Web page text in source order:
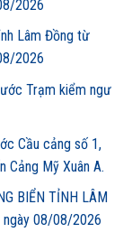
2026
Lâm Đồng từ
2026
Trạm kiểm ngư
Cầu cảng số 1,
Cảng Mỹ Xuân A.
BIỂN TỈNH LÂM
08/08/2026